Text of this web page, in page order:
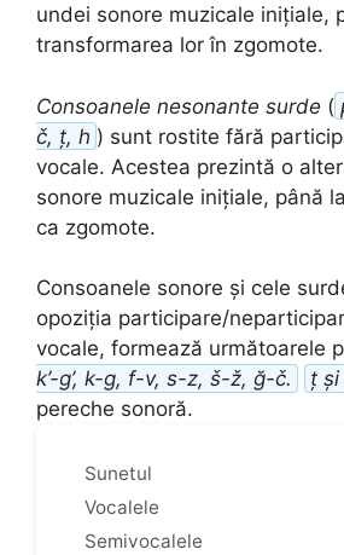
undei sonore muzicale inițiale,
transformarea lor în zgomote.
Consoanele nesonante surde (
č, ț, h ) sunt rostite fără
vocale. Acestea prezintă o
sonore muzicale inițiale, până
ca zgomote.
Consoanele sonore și cele
opoziția participare/
vocale, formează următoarele
k’-g’, k-g, f-v, s-z, š-ž, ğ-č.
ț și
pereche sonoră.
Sunetul
Vocalele
Semivocalele